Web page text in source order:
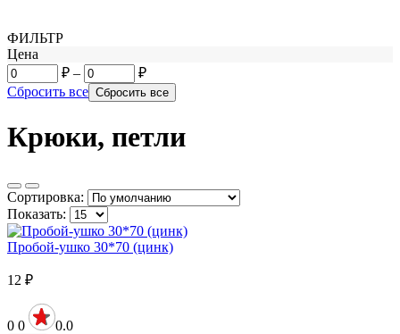
ФИЛЬТР
Цена
₽ –
₽
Сбросить все
Крюки, петли
Сортировка:
Показать:
Пробой-ушко 30*70 (цинк)
12 ₽
0 0 0.0